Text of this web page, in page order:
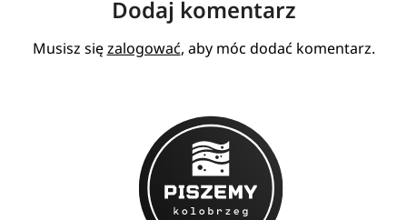
Dodaj komentarz
Musisz sięzalogować, aby móc dodać komentarz.